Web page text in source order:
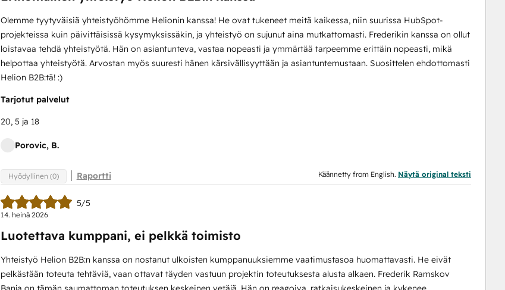
Olemme tyytyväisiä yhteistyöhömme Helionin kanssa! He ovat tukeneet meitä kaikessa, niin suurissa HubSpot-
projekteissa kuin päivittäisissä kysymyksissäkin, ja yhteistyö on sujunut aina mutkattomasti. Frederikin kanssa on ollut
loistavaa tehdä yhteistyötä. Hän on asiantunteva, vastaa nopeasti ja ymmärtää tarpeemme erittäin nopeasti, mikä
helpottaa yhteistyötä. Arvostan myös suuresti hänen kärsivällisyyttään ja asiantuntemustaan. Suosittelen ehdottomasti
Helion B2B:tä! :)
Tarjotut palvelut
20, 5 ja 18
Porovic, B.
Hyödyllinen (0) Raportti Käännetty from English. Näytä original teksti
5/5
14. heinä 2026
Luotettava kumppani, ei pelkkä toimisto
Yhteistyö Helion B2B:n kanssa on nostanut ulkoisten kumppanuuksiemme vaatimustasoa huomattavasti. He eivät
pelkästään toteuta tehtäviä, vaan ottavat täyden vastuun projektin toteutuksesta alusta alkaen. Frederik Ramskov